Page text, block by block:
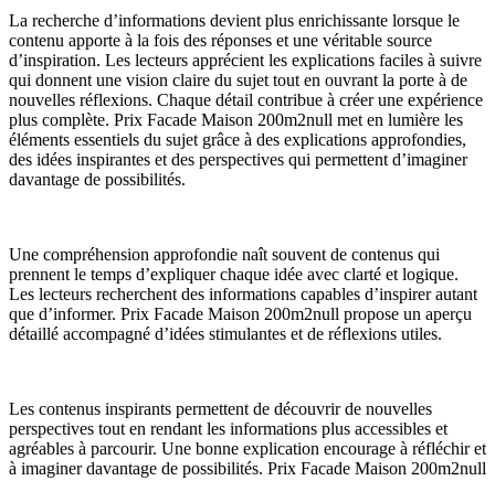
La recherche d’informations devient plus enrichissante lorsque le
contenu apporte à la fois des réponses et une véritable source
d’inspiration. Les lecteurs apprécient les explications faciles à suivre
qui donnent une vision claire du sujet tout en ouvrant la porte à de
nouvelles réflexions. Chaque détail contribue à créer une expérience
plus complète. Prix Facade Maison 200m2null met en lumière les
éléments essentiels du sujet grâce à des explications approfondies,
des idées inspirantes et des perspectives qui permettent d’imaginer
davantage de possibilités.
Une compréhension approfondie naît souvent de contenus qui
prennent le temps d’expliquer chaque idée avec clarté et logique.
Les lecteurs recherchent des informations capables d’inspirer autant
que d’informer. Prix Facade Maison 200m2null propose un aperçu
détaillé accompagné d’idées stimulantes et de réflexions utiles.
Les contenus inspirants permettent de découvrir de nouvelles
perspectives tout en rendant les informations plus accessibles et
agréables à parcourir. Une bonne explication encourage à réfléchir et
à imaginer davantage de possibilités. Prix Facade Maison 200m2null